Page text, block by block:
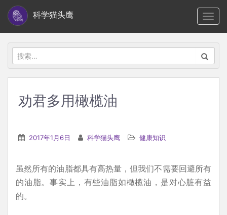
i
科学猫头鹰
搜
索：
劝君多用橄榄油
2017年1月6日 科学猫头鹰 健康知识
虽然所有的油脂都具有高热量，但我们不需要回避所有
的油脂。事实上，有些油脂如橄榄油，是对心脏有益
的。